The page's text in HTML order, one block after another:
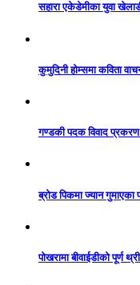
सहारा एकेडेमीका युवा
कुमुदिनी होम्समा कविता
गण्डकी पदक विवाद
ब्रोड पिकमा ज्यान गुमाएका
पोखरामा बीवाईडीको पूर्ण